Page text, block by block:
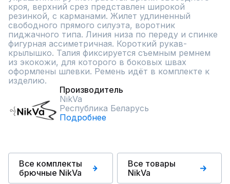
кроя, верхний срез представлен широкой
резинкой, с карманами. Жилет удлиненный
свободного прямого силуэта, воротник
пиджачного типа. Линия низа по переду и спинке
фигурная ассиметричная. Короткий рукав-
крылышко. Талия фиксируется съемным ремнем
из экокожи, для которого в боковых швах
оформлены шлевки. Ремень идёт в комплекте к
изделию.
Производитель
NikVa
Республика Беларусь
Подробнее
Все комплекты
брючные NikVa
Все товары
NikVa